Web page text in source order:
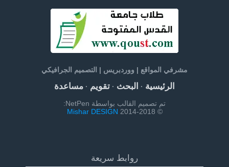
مشرفي المواقع | ووردبريس | التصميم الجرافيكي
الرئيسية· البحث· تقويم· مساعدة
تم تصميم القالب بواسطة NetPen:
© 2014-2018
Mishar DESIGN
روابط سريعة